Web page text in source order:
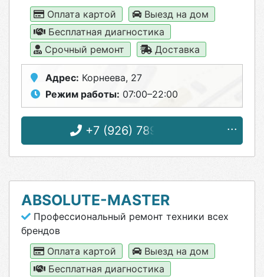
Оплата картой
Выезд на дом
Бесплатная диагностика
Срочный ремонт
Доставка
Адрес: Корнеева, 27
Режим работы: 07:00–22:00
+7 (926) 789-15-64
ABSOLUTE-MASTER
Профессиональный ремонт техники всех
брендов
Оплата картой
Выезд на дом
Бесплатная диагностика